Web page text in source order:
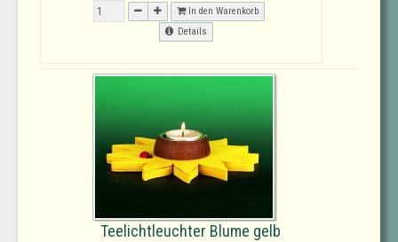
In den Warenkorb
Details
Teelichtleuchter Blume gelb